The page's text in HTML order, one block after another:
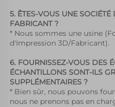
5. ÊTES-VOUS UNE
FABRICANT ?
* Nous sommes une usine
d'Impression 3D/Fabricant).
6. FOURNISSEZ-VOUS DES
ÉCHANTILLONS SONT-ILS
SUPPLÉMENTAIRES ?
* Bien sûr, nous pouvons
nous ne prenons pas en